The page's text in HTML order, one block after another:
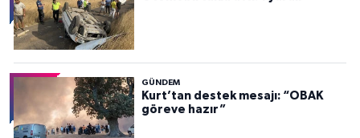
GÜNDEM
Kurt’tan destek mesajı: “OBAK
göreve hazır”